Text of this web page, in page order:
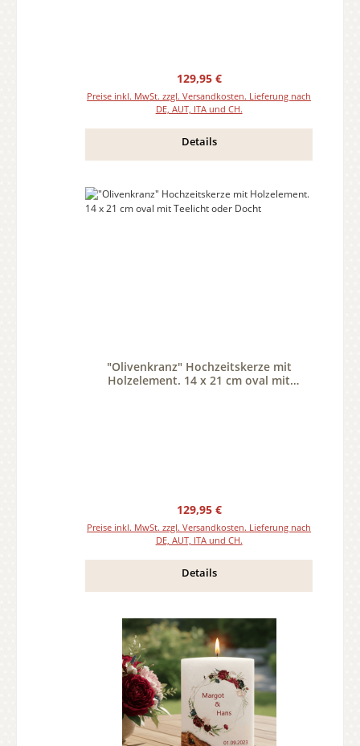
Regulärer Preis:
129,95 €
Preise inkl. MwSt. zzgl. Versandkosten. Lieferung nach
DE, AUT, ITA und CH.
Details
"Olivenkranz" Hochzeitskerze mit
Holzelement. 14 x 21 cm oval mit
Regulärer Preis:
129,95 €
Preise inkl. MwSt. zzgl. Versandkosten. Lieferung nach
DE, AUT, ITA und CH.
Details